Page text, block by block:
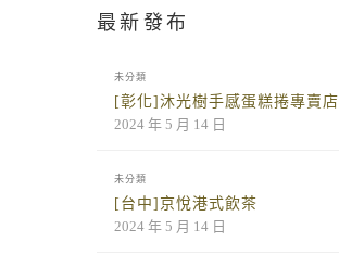
最新發布
未分類
[彰化]沐光樹手感蛋糕捲專賣店
2024 年 5 月 14 日
未分類
[台中]京悅港式飲茶
2024 年 5 月 14 日